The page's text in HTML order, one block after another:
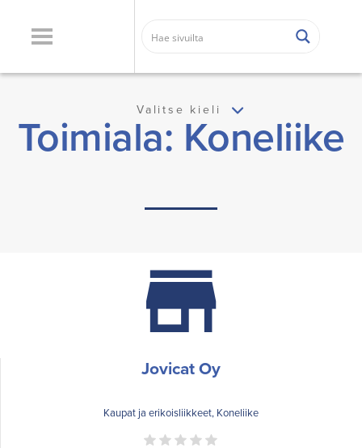
Valitse kieli
Toimiala: Koneliike
Jovicat Oy
Kaupat ja erikoisliikkeet, Koneliike